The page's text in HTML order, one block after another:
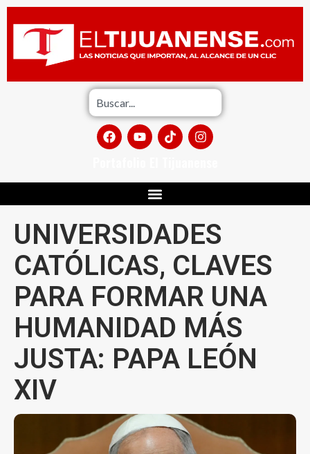
UNIVERSIDADES
CATÓLICAS, CLAVES
PARA FORMAR UNA
HUMANIDAD MÁS
JUSTA: PAPA LEÓN
XIV